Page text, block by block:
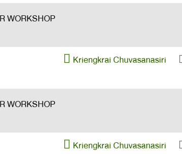
Kriengkrai Chuvasanasiri
Kriengkrai Chuvasanasiri